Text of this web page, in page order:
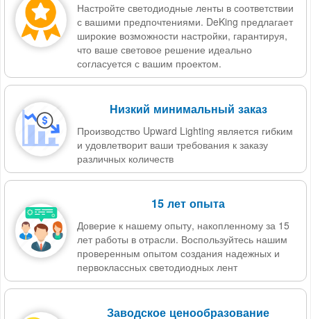
Настройте светодиодные ленты в соответствии
с вашими предпочтениями. DeKing предлагает
широкие возможности настройки, гарантируя,
что ваше световое решение идеально
согласуется с вашим проектом.
Низкий минимальный заказ
Производство Upward Lighting является гибким
и удовлетворит ваши требования к заказу
различных количеств
15 лет опыта
Доверие к нашему опыту, накопленному за 15
лет работы в отрасли. Воспользуйтесь нашим
проверенным опытом создания надежных и
первоклассных светодиодных лент
Заводское ценообразование